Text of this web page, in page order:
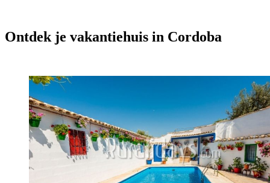
Ontdek je vakantiehuis in Cordoba